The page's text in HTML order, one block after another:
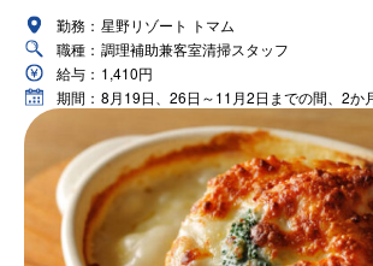
勤務： 星野リゾート トマム
職種： 調理補助兼客室清掃スタッフ
給与： 1,410円
期間： 8月19日、26日～11月2日までの間、2か